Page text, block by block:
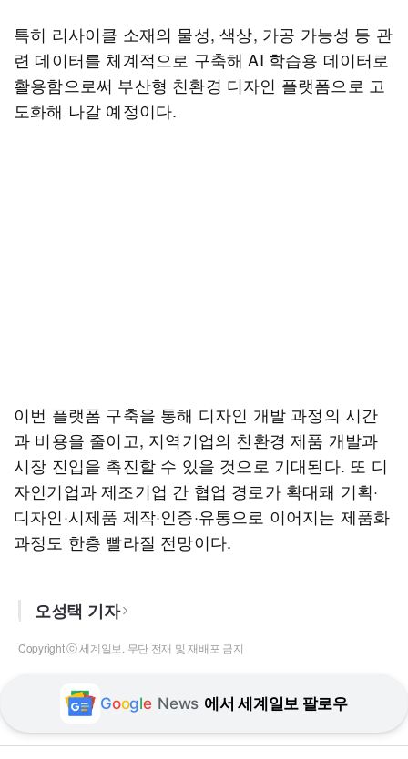
특히 리사이클 소재의 물성, 색상, 가공 가능성 등 관
련 데이터를 체계적으로 구축해 AI 학습용 데이터로
활용함으로써 부산형 친환경 디자인 플랫폼으로 고
도화해 나갈 예정이다.
이번 플랫폼 구축을 통해 디자인 개발 과정의 시간
과 비용을 줄이고, 지역기업의 친환경 제품 개발과
시장 진입을 촉진할 수 있을 것으로 기대된다. 또 디
자인기업과 제조기업 간 협업 경로가 확대돼 기획·
디자인·시제품 제작·인증·유통으로 이어지는 제품화
과정도 한층 빨라질 전망이다.
오성택 기자
Copyright ⓒ 세계일보. 무단 전재 및 재배포 금지
Google News 에서 세계일보 팔로우